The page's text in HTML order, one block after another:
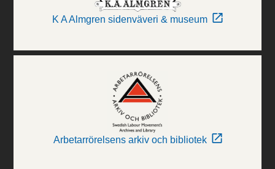
K A Almgren sidenväveri & museum
Arbetarrörelsens arkiv och bibliotek